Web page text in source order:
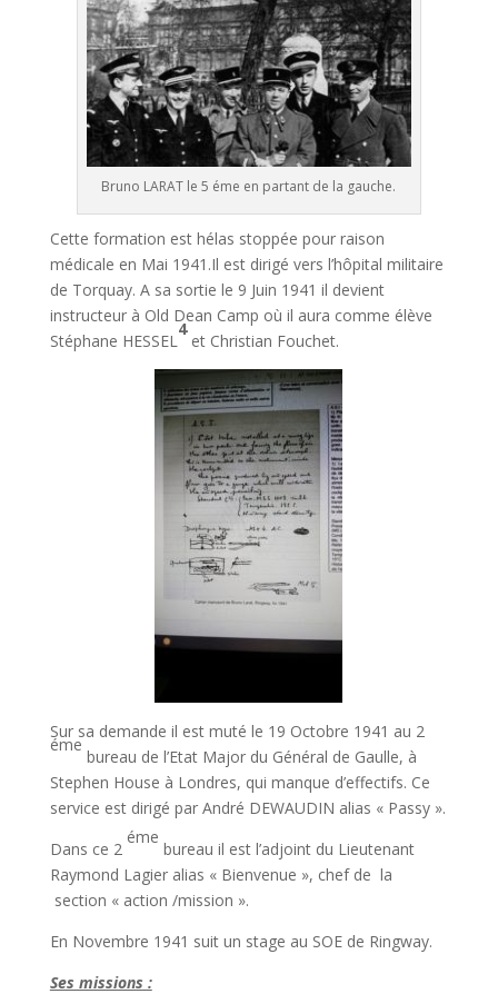
Bruno LARAT le 5 éme en partant de la gauche.
Cette formation est hélas stoppée pour raison
médicale en Mai 1941.Il est dirigé vers l’hôpital militaire
de Torquay. A sa sortie le 9 Juin 1941 il devient
instructeur à Old Dean Camp où il aura comme élève
Stéphane HESSEL
4
et Christian Fouchet.
Sur sa demande il est muté le 19 Octobre 1941 au 2
éme
bureau de l’Etat Major du Général de Gaulle, à
Stephen House à Londres, qui manque d’effectifs. Ce
service est dirigé par André DEWAUDIN alias « Passy ».
Dans ce 2
éme
bureau il est l’adjoint du Lieutenant
Raymond Lagier alias « Bienvenue », chef de la
section « action /mission ».
En Novembre 1941 suit un stage au SOE de Ringway.
Ses missions :